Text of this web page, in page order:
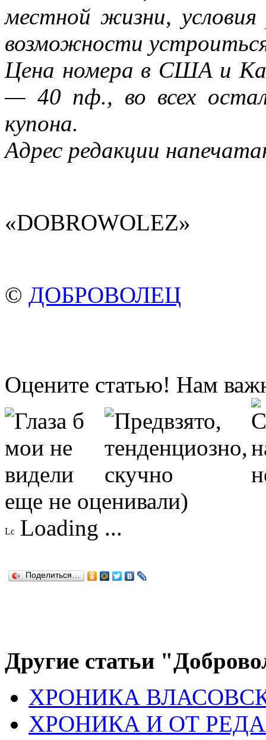
местной жизни,
возможности
Цена номера в США и
— 40 пф., во всех
купона.
Адрес редакции
«DOBROWOLEZ»
© ДОБРОВОЛЕЦ
Оцените статью! Нам
еще не оценивали)
Loading ...
Поделиться…
Другие статьи
ХРОНИКА
ХРОНИКА И ОТ